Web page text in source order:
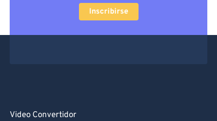
Inscribirse
Video Convertidor